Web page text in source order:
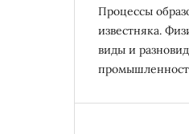
Процессы
известняка.
виды и